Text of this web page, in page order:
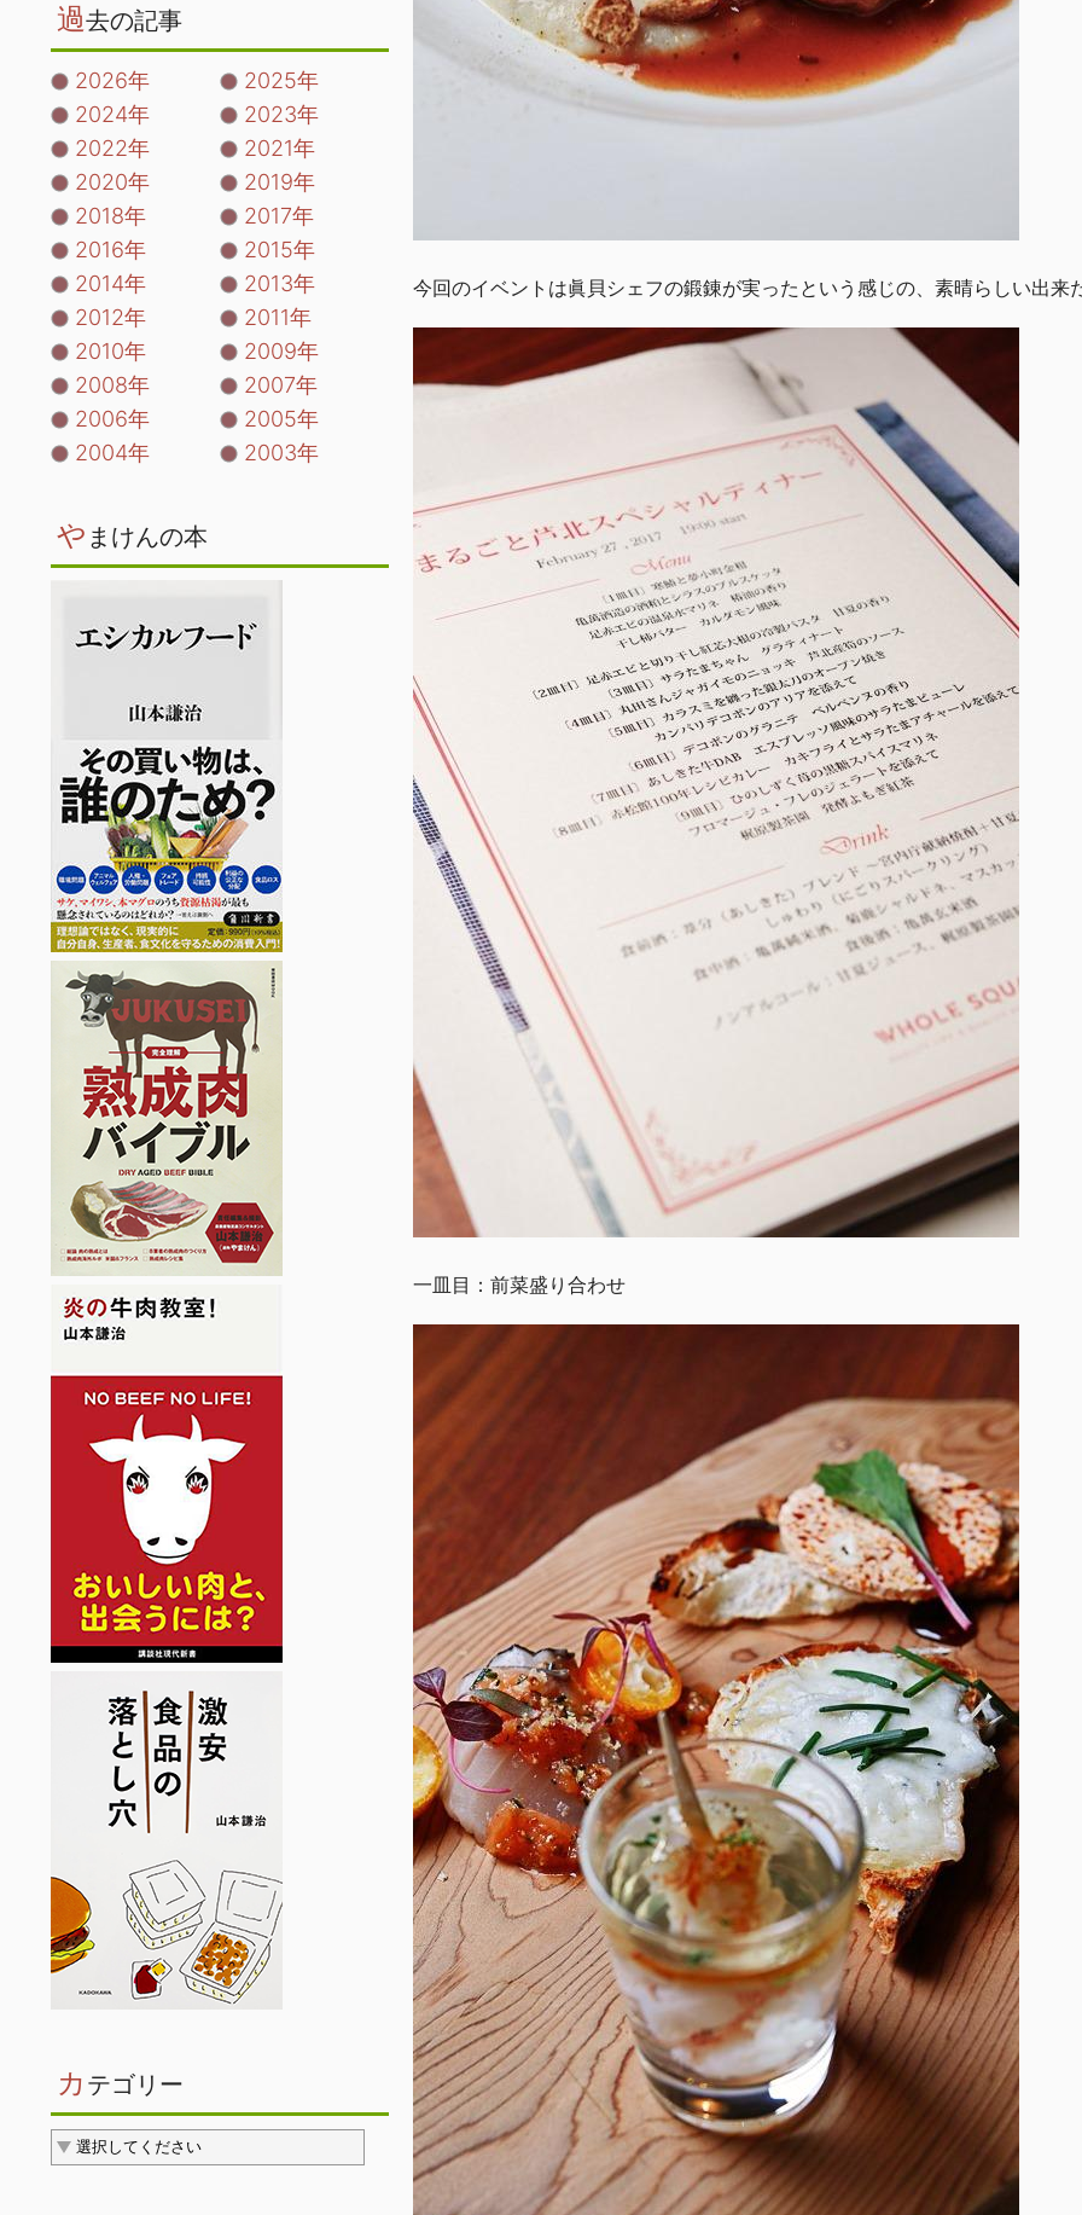
今回のイベントは眞貝シェフの鍛錬が実ったという感じの、素晴らしい出来
一皿目：前菜盛り合わせ
過去の記事
2026年
2025年
2024年
2023年
2022年
2021年
2020年
2019年
2018年
2017年
2016年
2015年
2014年
2013年
2012年
2011年
2010年
2009年
2008年
2007年
2006年
2005年
2004年
2003年
や まけんの本
カ テゴリー